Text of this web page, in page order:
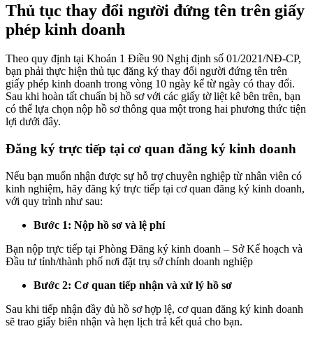
Thủ tục thay đổi người đứng tên trên giấy
phép kinh doanh
Theo quy định tại Khoản 1 Điều 90 Nghị định số 01/2021/NĐ-CP,
bạn phải thực hiện thủ tục đăng ký thay đổi người đứng tên trên
giấy phép kinh doanh trong vòng 10 ngày kể từ ngày có thay đổi.
Sau khi hoàn tất chuẩn bị hồ sơ với các giấy tờ liệt kê bên trên, bạn
có thể lựa chọn nộp hồ sơ thông qua một trong hai phương thức tiện
lợi dưới đây.
Đăng ký trực tiếp tại cơ quan đăng ký kinh doanh
Nếu bạn muốn nhận được sự hỗ trợ chuyên nghiệp từ nhân viên có
kinh nghiệm, hãy đăng ký trực tiếp tại cơ quan đăng ký kinh doanh,
với quy trình như sau:
Bước 1: Nộp hồ sơ và lệ phí
Bạn nộp trực tiếp tại Phòng Đăng ký kinh doanh – Sở Kế hoạch và
Đầu tư tỉnh/thành phố nơi đặt trụ sở chính doanh nghiệp
Bước 2: Cơ quan tiếp nhận và xử lý hồ sơ
Sau khi tiếp nhận đầy đủ hồ sơ hợp lệ, cơ quan đăng ký kinh doanh
sẽ trao giấy biên nhận và hẹn lịch trả kết quả cho bạn.